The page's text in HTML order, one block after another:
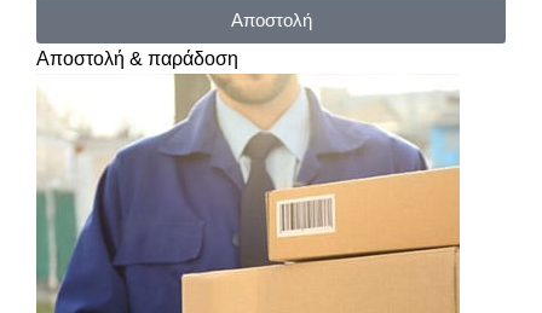
Αποστολή
Αποστολή & παράδοση